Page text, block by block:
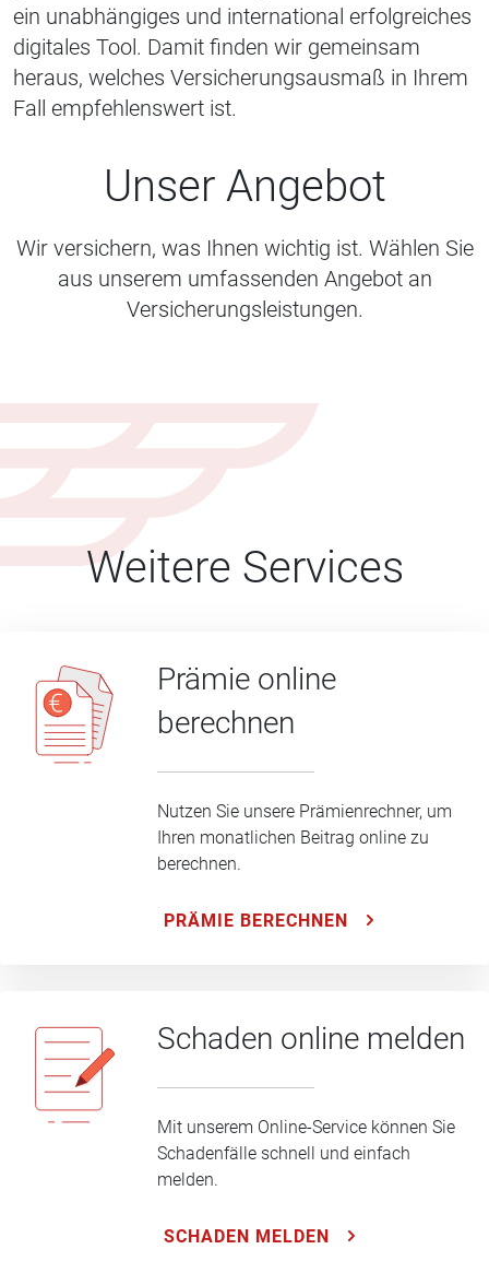
ein unabhängiges und international erfolgreiches
digitales Tool. Damit finden wir gemeinsam
heraus, welches Versicherungsausmaß in Ihrem
Fall empfehlenswert ist.
Unser Angebot
Wir versichern, was Ihnen wichtig ist. Wählen Sie
aus unserem umfassenden Angebot an
Versicherungsleistungen.
Weitere Services
Prämie online
berechnen
Nutzen Sie unsere Prämienrechner, um
Ihren monatlichen Beitrag online zu
berechnen.
PRÄMIE BERECHNEN
Schaden online melden
Mit unserem Online-Service können Sie
Schadenfälle schnell und einfach
melden.
SCHADEN MELDEN